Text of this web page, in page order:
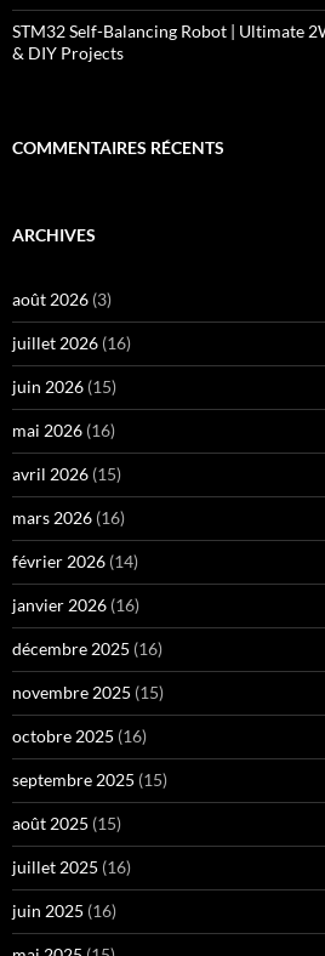
STM32 Self-Balancing Robot | Ultimate
& DIY Projects
COMMENTAIRES RÉCENTS
ARCHIVES
août 2026 (3)
juillet 2026 (16)
juin 2026 (15)
mai 2026 (16)
avril 2026 (15)
mars 2026 (16)
février 2026 (14)
janvier 2026 (16)
décembre 2025 (16)
novembre 2025 (15)
octobre 2025 (16)
septembre 2025 (15)
août 2025 (15)
juillet 2025 (16)
juin 2025 (16)